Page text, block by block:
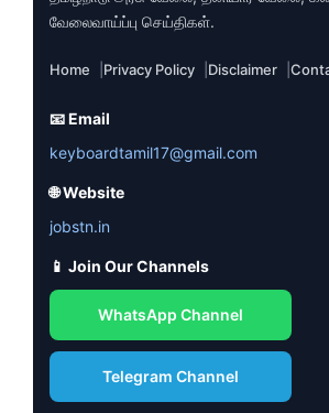
வேலைவாய்ப்பு செய்திகள்.
Home Privacy Policy Disclaimer
📧 Email
keyboardtamil17@gmail.com
🌐 Website
jobstn.in
📱 Join Our Channels
WhatsApp Channel
Telegram Channel